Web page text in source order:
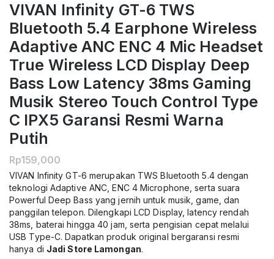
VIVAN Infinity GT-6 TWS
Bluetooth 5.4 Earphone Wireless
Adaptive ANC ENC 4 Mic Headset
True Wireless LCD Display Deep
Bass Low Latency 38ms Gaming
Musik Stereo Touch Control Type
C IPX5 Garansi Resmi Warna
Putih
Rp159,000
VIVAN Infinity GT-6 merupakan TWS Bluetooth 5.4 dengan
teknologi Adaptive ANC, ENC 4 Microphone, serta suara
Powerful Deep Bass yang jernih untuk musik, game, dan
panggilan telepon. Dilengkapi LCD Display, latency rendah
38ms, baterai hingga 40 jam, serta pengisian cepat melalui
USB Type-C. Dapatkan produk original bergaransi resmi
hanya di Jadi Store Lamongan.